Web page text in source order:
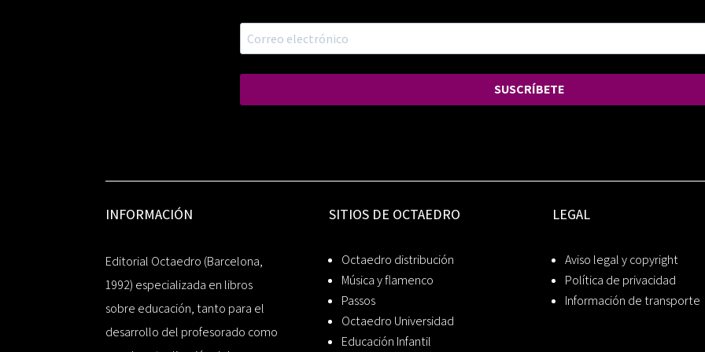
SUSCRÍBETE
INFORMACIÓN
Editorial Octaedro (Barcelona,
1992) especializada en libros
sobre educación, tanto para el
desarrollo del profesorado como
SITIOS DE OCTAEDRO
Octaedro distribución
Música y flamenco
Passos
Octaedro Universidad
Educación Infantil
LEGAL
Aviso legal y copyright
Política de privacidad
Información de transporte